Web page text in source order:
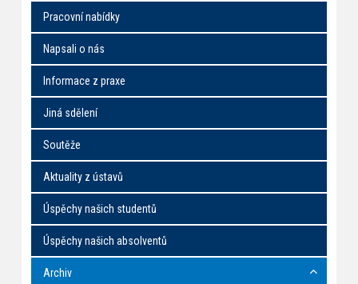
Pracovní nabídky
Napsali o nás
Informace z praxe
Jiná sdělení
Soutěže
Aktuality z ústavů
Úspěchy našich studentů
Úspěchy našich absolventů
Archiv